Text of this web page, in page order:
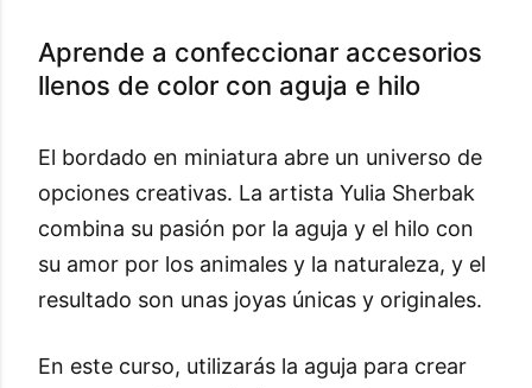
Aprende a confeccionar accesorios
llenos de color con aguja e hilo
El bordado en miniatura abre un universo de
opciones creativas. La artista Yulia Sherbak
combina su pasión por la aguja y el hilo con
su amor por los animales y la naturaleza, y el
resultado son unas joyas únicas y originales.
En este curso, utilizarás la aguja para crear